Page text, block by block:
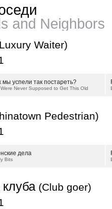
and Neighbors
Waiter)
мы успели так постареть?
Never Supposed to Get This Old
Pedestrian)
дела
Bits
(Club goer)